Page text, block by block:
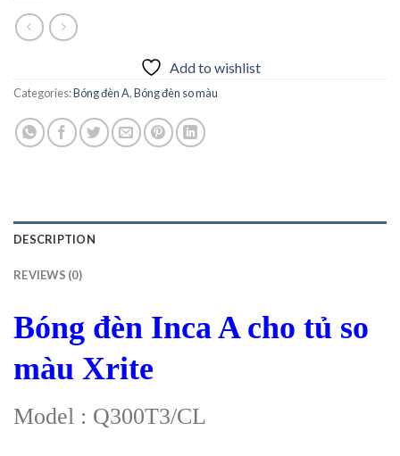
Add to wishlist
Categories:Bóng đèn A,Bóng đèn so màu
DESCRIPTION
REVIEWS (0)
Bóng đèn Inca A cho tủ so
màu Xrite
Model : Q300T3/CL